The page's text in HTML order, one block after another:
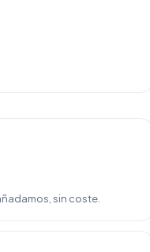
sin coste.